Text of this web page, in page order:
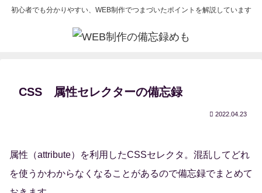
初心者でも分かりやすい、WEB制作でつまづいたポイントを解説しています
CSS 属性セレクターの備忘録
2022.04.23
属性（attribute）を利用したCSSセレクタ。混乱してどれ
を使うかわからなくなることがあるので備忘録でまとめて